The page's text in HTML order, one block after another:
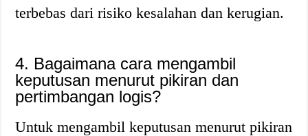
terbebas dari risiko kesalahan dan kerugian.
4. Bagaimana cara mengambil
keputusan menurut pikiran dan
pertimbangan logis?
Untuk mengambil keputusan menurut pikiran